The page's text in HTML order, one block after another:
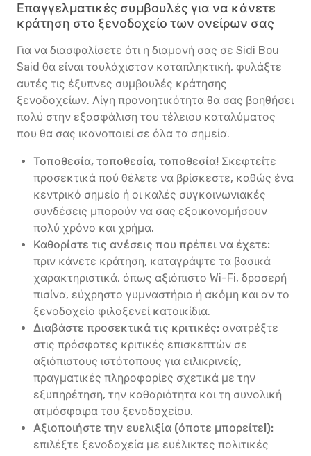
Επαγγελματικές συμβουλές για να κάνετε
κράτηση στο ξενοδοχείο των ονείρων σας
Για να διασφαλίσετε ότι η διαμονή σας σε Sidi Bou
Said θα είναι τουλάχιστον καταπληκτική, φυλάξτε
αυτές τις έξυπνες συμβουλές κράτησης
ξενοδοχείων. Λίγη προνοητικότητα θα σας βοηθήσει
πολύ στην εξασφάλιση του τέλειου καταλύματος
που θα σας ικανοποιεί σε όλα τα σημεία.
Τοποθεσία, τοποθεσία, τοποθεσία! Σκεφτείτε
προσεκτικά πού θέλετε να βρίσκεστε, καθώς ένα
κεντρικό σημείο ή οι καλές συγκοινωνιακές
συνδέσεις μπορούν να σας εξοικονομήσουν
πολύ χρόνο και χρήμα.
Καθορίστε τις ανέσεις που πρέπει να έχετε:
πριν κάνετε κράτηση, καταγράψτε τα βασικά
χαρακτηριστικά, όπως αξιόπιστο Wi-Fi, δροσερή
πισίνα, εύχρηστο γυμναστήριο ή ακόμη και αν το
ξενοδοχείο φιλοξενεί κατοικίδια.
Διαβάστε προσεκτικά τις κριτικές: ανατρέξτε
στις πρόσφατες κριτικές επισκεπτών σε
αξιόπιστους ιστότοπους για ειλικρινείς,
πραγματικές πληροφορίες σχετικά με την
εξυπηρέτηση, την καθαριότητα και τη συνολική
ατμόσφαιρα του ξενοδοχείου.
Αξιοποιήστε την ευελιξία (όποτε μπορείτε!):
επιλέξτε ξενοδοχεία με ευέλικτες πολιτικές